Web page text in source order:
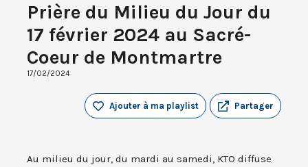
Prière du Milieu du Jour du
17 février 2024 au Sacré-
Coeur de Montmartre
17/02/2024
Partager
Ajouter à ma playlist
Au milieu du jour, du mardi au samedi, KTO diffuse